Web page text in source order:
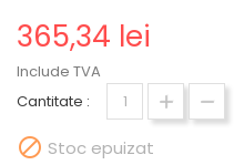
365,34 lei
Include TVA
Cantitate :
 Stoc epuizat